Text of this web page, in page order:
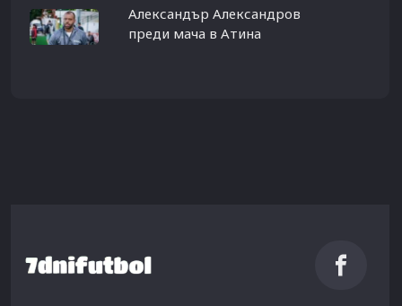
Александър Александров
преди мача в Атина